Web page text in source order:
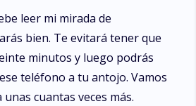
leer mi mirada de
bien. Te evitará tener que
minutos y luego podrás
teléfono a tu antojo. Vamos
cuantas veces más.